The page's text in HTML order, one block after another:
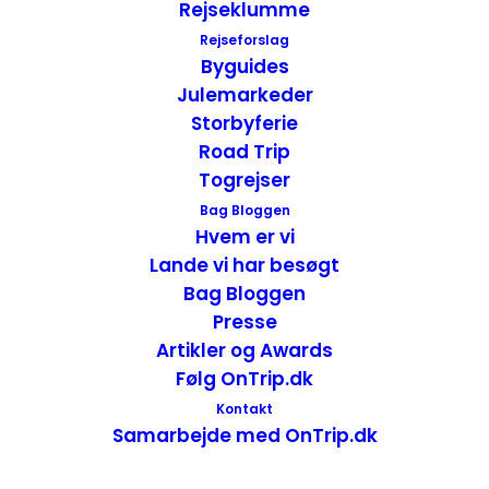
Rejseklumme
Rejseforslag
Byguides
Julemarkeder
Storbyferie
Road Trip
Togrejser
Bag Bloggen
Hvem er vi
Lande vi har besøgt
Bag Bloggen
Presse
Artikler og Awards
Følg OnTrip.dk
Kontakt
Samarbejde med OnTrip.dk
fantastisk altan, der havde smukt og
direkte kig til havet og indeholdt bord med
Det andet værelse
Det andet værelse var en del større og kun
i ét plan, udover de samme ting som det
første værelse, indeholdt dette værelse et
kæmpe spabadekar, så vi kunne sidde i